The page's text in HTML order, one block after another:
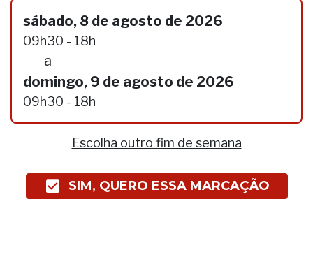
sábado, 8 de agosto de 2026
09h30 - 18h
a
domingo, 9 de agosto de 2026
09h30 - 18h
Escolha outro fim de semana
SIM, QUERO ESSA MARCAÇÃO